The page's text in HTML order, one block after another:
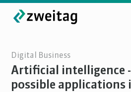
Digital Business
Artificial intelligence
possible applications